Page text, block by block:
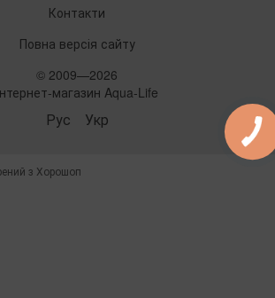
Контакти
Повна версія сайту
© 2009—2026
магазин Aqua-Life
Рус Укр
з Хорошоп